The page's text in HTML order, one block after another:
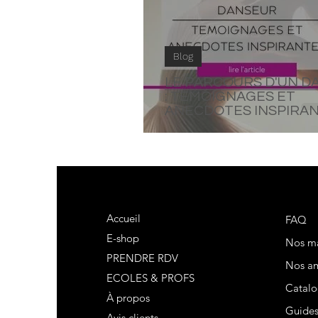
LE PARCOURS D'UN
: TEMOIGNAGES ET
ANECDOTES
Blog
Accueil
E-shop
PRENDRE RDV
ECOLES & PROFS
À propos
FAQ
Nos
Nos
Guides